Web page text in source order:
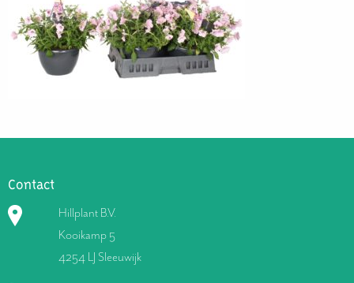
Contact
Hillplant B.V.
Kooikamp 5
4254 LJ Sleeuwijk